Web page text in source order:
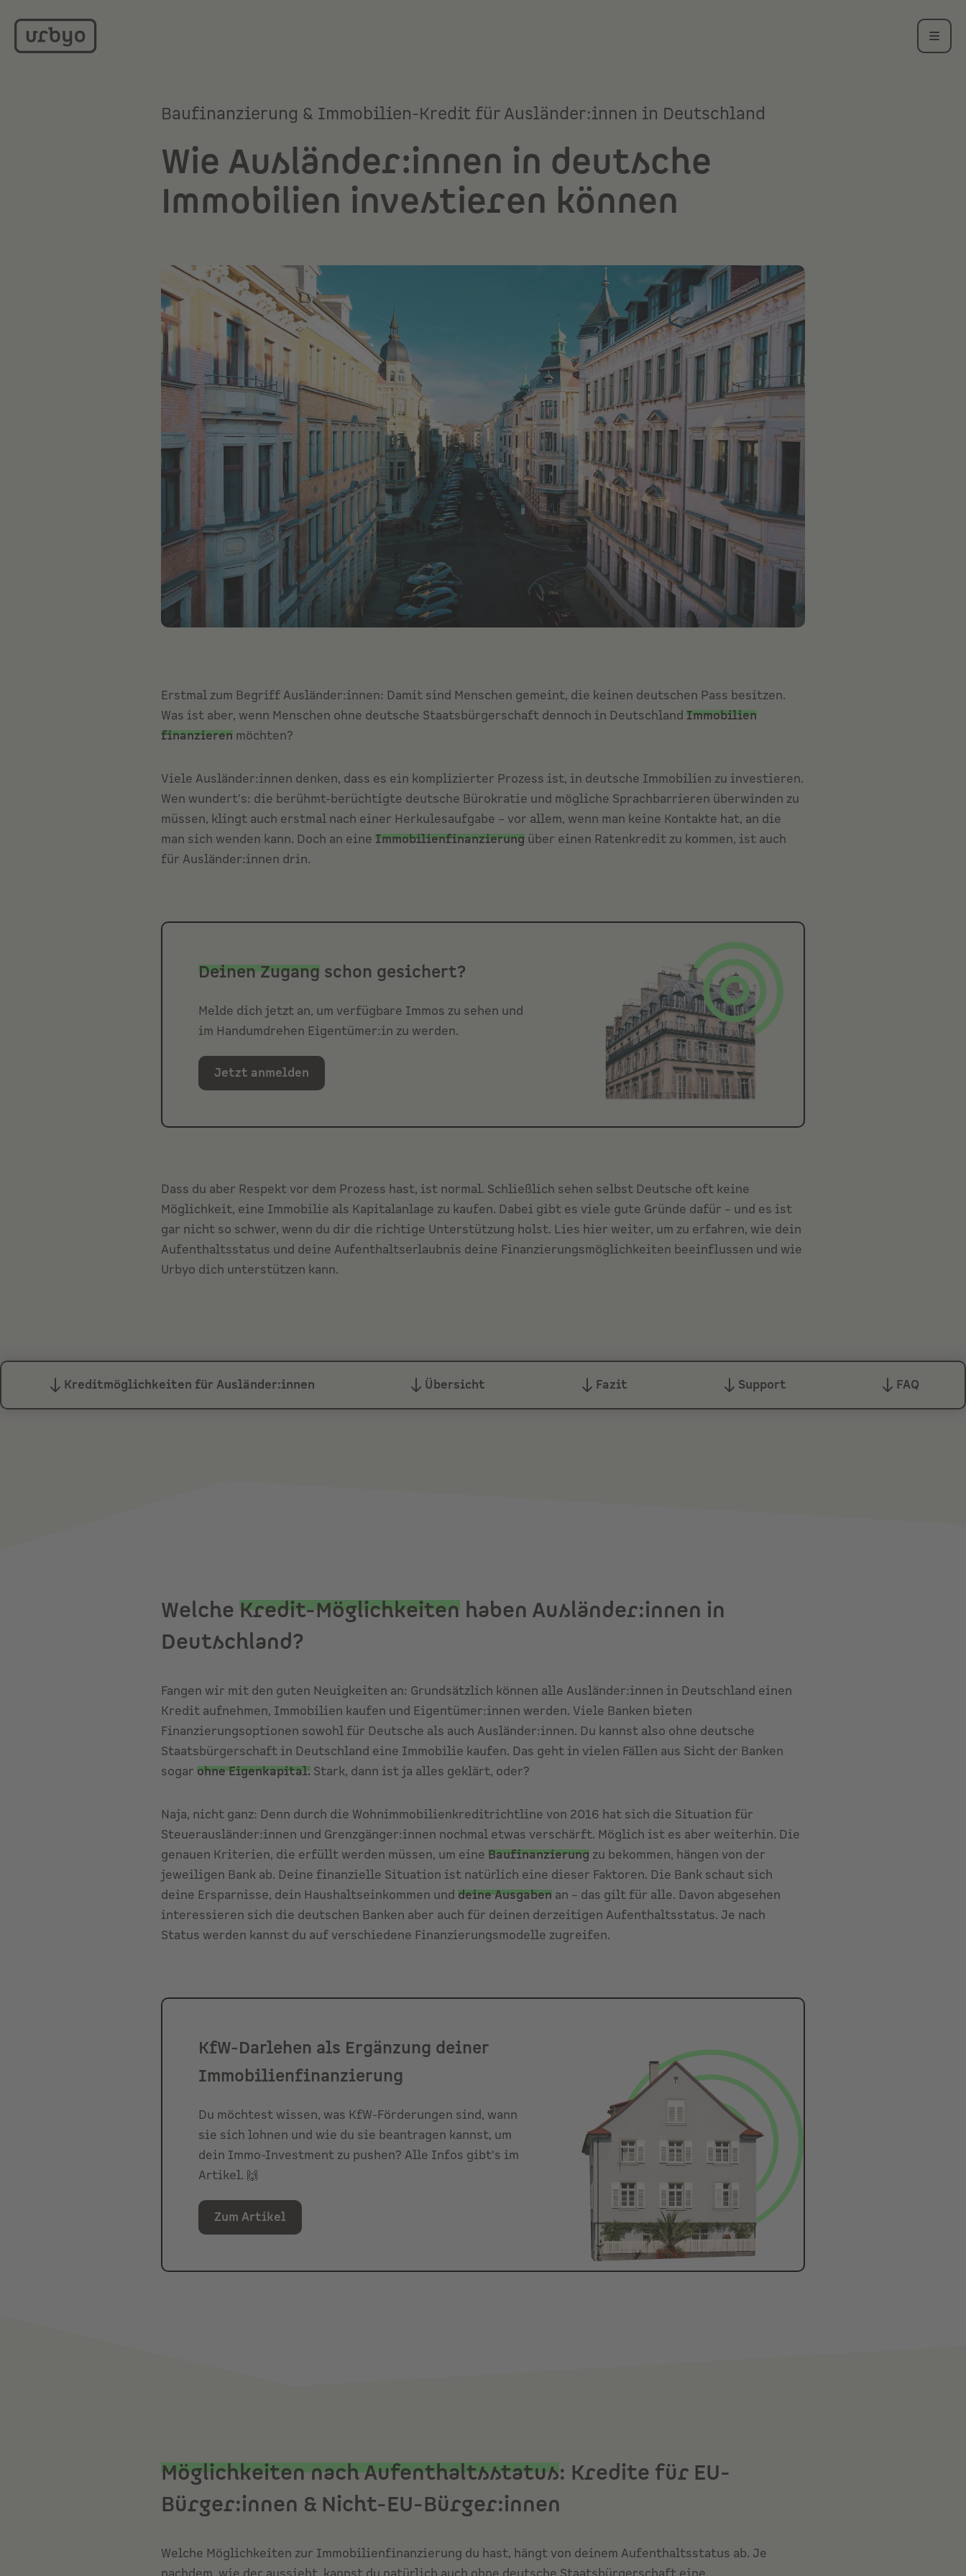
Baufinanzierung & Immobilien-Kredit für Ausländer:innen in Deutschland
Wie Ausländer:innen in deutsche
Immobilien investieren können
Erstmal zum Begriff Ausländer:innen: Damit sind Menschen gemeint, die keinen deutschen Pass besitzen.
Was ist aber, wenn Menschen ohne deutsche Staatsbürgerschaft dennoch in Deutschland Immobilien
finanzieren möchten?
Viele Ausländer:innen denken, dass es ein komplizierter Prozess ist, in deutsche Immobilien zu investieren.
Wen wundert's: die berühmt-berüchtigte deutsche Bürokratie und mögliche Sprachbarrieren überwinden zu
müssen, klingt auch erstmal nach einer Herkulesaufgabe – vor allem, wenn man keine Kontakte hat, an die
man sich wenden kann. Doch an eine Immobilienfinanzierung über einen Ratenkredit zu kommen, ist auch
für Ausländer:innen drin.
Deinen Zugang schon gesichert?
Melde dich jetzt an, um verfügbare Immos zu sehen und
im Handumdrehen Eigentümer:in zu werden.
Jetzt anmelden
Dass du aber Respekt vor dem Prozess hast, ist normal. Schließlich sehen selbst Deutsche oft keine
Möglichkeit, eine Immobilie als Kapitalanlage zu kaufen. Dabei gibt es viele gute Gründe dafür – und es ist
gar nicht so schwer, wenn du dir die richtige Unterstützung holst. Lies hier weiter, um zu erfahren, wie dein
Aufenthaltsstatus und deine Aufenthaltserlaubnis deine Finanzierungsmöglichkeiten beeinflussen und wie
Urbyo dich unterstützen kann.
Kreditmöglichkeiten für Ausländer:innen Übersicht Fazit Support FAQ
Welche Kredit-Möglichkeiten haben Ausländer:innen in
Deutschland?
Fangen wir mit den guten Neuigkeiten an: Grundsätzlich können alle Ausländer:innen in Deutschland einen
Kredit aufnehmen, Immobilien kaufen und Eigentümer:innen werden. Viele Banken bieten
Finanzierungsoptionen sowohl für Deutsche als auch Ausländer:innen. Du kannst also ohne deutsche
Staatsbürgerschaft in Deutschland eine Immobilie kaufen. Das geht in vielen Fällen aus Sicht der Banken
sogar ohne Eigenkapital. Stark, dann ist ja alles geklärt, oder?
Naja, nicht ganz: Denn durch die Wohnimmobilienkreditrichtline von 2016 hat sich die Situation für
Steuerausländer:innen und Grenzgänger:innen nochmal etwas verschärft. Möglich ist es aber weiterhin. Die
genauen Kriterien, die erfüllt werden müssen, um eine Baufinanzierung zu bekommen, hängen von der
jeweiligen Bank ab. Deine finanzielle Situation ist natürlich eine dieser Faktoren. Die Bank schaut sich
deine Ersparnisse, dein Haushaltseinkommen und deine Ausgaben an – das gilt für alle. Davon abgesehen
interessieren sich die deutschen Banken aber auch für deinen derzeitigen Aufenthaltsstatus. Je nach
Status werden kannst du auf verschiedene Finanzierungsmodelle zugreifen.
KfW-Darlehen als Ergänzung deiner
Immobilienfinanzierung
Du möchtest wissen, was KfW-Förderungen sind, wann
sie sich lohnen und wie du sie beantragen kannst, um
dein Immo-Investment zu pushen? Alle Infos gibt's im
Artikel. 🙌
Zum Artikel
Möglichkeiten nach Aufenthaltsstatus: Kredite für EU-
Bürger:innen & Nicht-EU-Bürger:innen
Welche Möglichkeiten zur Immobilienfinanzierung du hast, hängt von deinem Aufenthaltsstatus ab. Je